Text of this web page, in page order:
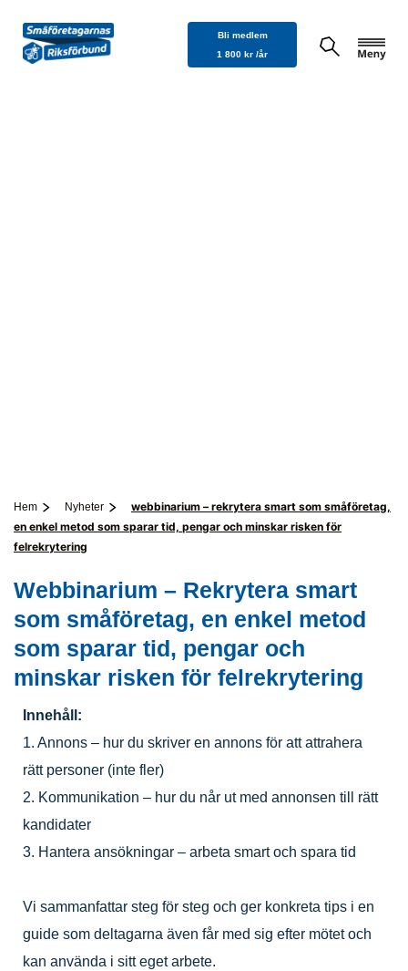
innehåll
Bli medlem
1 800 kr /år
Hem Nyheter
webbinarium – rekrytera smart som småföretag,
en enkel metod som sparar tid, pengar och minskar risken för
felrekrytering
Webbinarium – Rekrytera smart
som småföretag, en enkel metod
som sparar tid, pengar och
minskar risken för felrekrytering
Innehåll:
1. Annons – hur du skriver en annons för att attrahera
rätt personer (inte fler)
2. Kommunikation – hur du når ut med annonsen till rätt
kandidater
3. Hantera ansökningar – arbeta smart och spara tid
Vi sammanfattar steg för steg och ger konkreta tips i en
guide som deltagarna även får med sig efter mötet och
kan använda i sitt eget arbete.